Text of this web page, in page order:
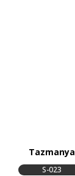
Tazmanya
S-023